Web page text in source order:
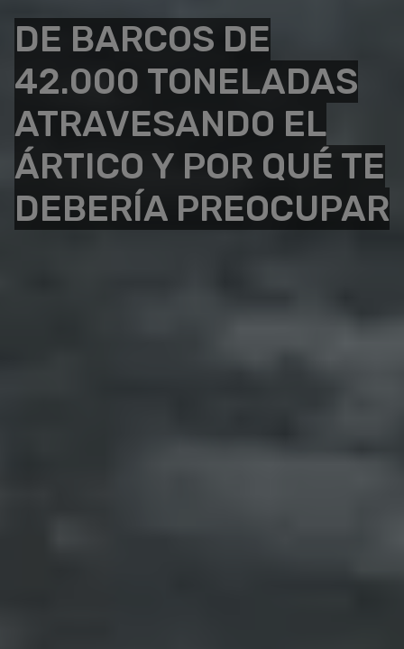
DE BARCOS DE
42.000 TONELADAS
ATRAVESANDO EL
ÁRTICO Y POR QUÉ TE
DEBERÍA PREOCUPAR